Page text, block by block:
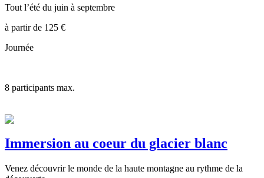
Tout l’été du juin à septembre
à partir de 125 €
Journée
8 participants max.
Immersion au coeur du glacier blanc
Venez découvrir le monde de la haute montagne au rythme de la